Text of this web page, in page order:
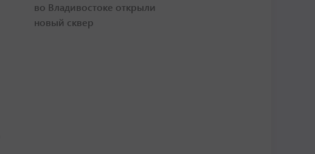
во Владивостоке открыли
новый сквер